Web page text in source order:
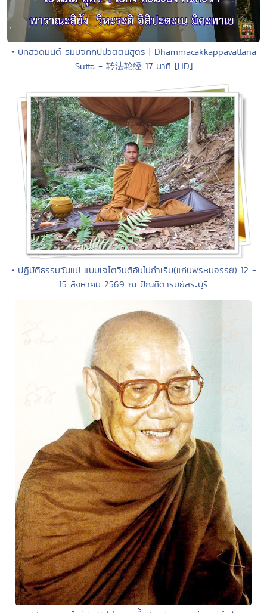
• บทสวดมนต์ ธัมมจักกัปปวัตตนสูตร | Dhammacakkappavattana
Sutta - 转法轮经 17 นาที [HD]
• ปฏิบัติธรรมวันแม่ แบบเจโตวิมุติอันไม่กำเริบ(แก่นพรหมจรรย์) 12 -
15 สิงหาคม 2569 ณ ปัณฑิตารมย์สระบุรี